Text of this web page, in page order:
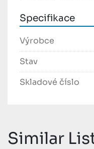
Specifikace
Výrobce
Stav
Skladové číslo
Similar